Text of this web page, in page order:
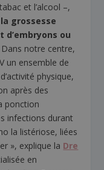
et l’alcool –,
grossesse
ou
Dans notre centre,
un ensemble de
physique,
après des
ponction
infections durant
la listériose, liées
», explique la Dre
en